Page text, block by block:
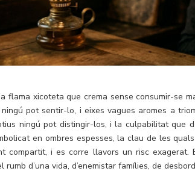
flama xicoteta que crema sense consumir-se
pot sentir-lo, i eixes vagues aromes a
ningú pot distingir-los, i la culpabilitat que
en ombres espesses, la clau de les
compartit, i es corre llavors un risc
d’una vida, d’enemistar famílies, de